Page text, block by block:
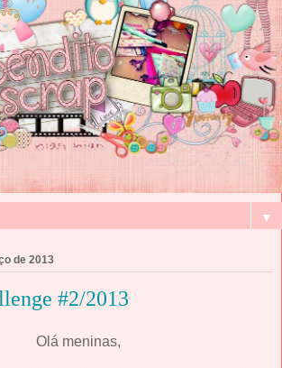
▼
de 2013
#2/2013
Olá meninas,